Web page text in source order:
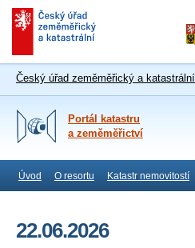
Český úřad zeměměřický a katastrální
Portál katastru
a zeměměřictví
Úvod O resortu Katastr nemovitostí
22.06.2026